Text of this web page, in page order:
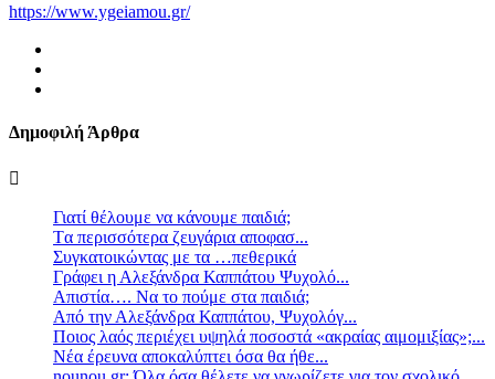
https://www.ygeiamou.gr/
Δημοφιλή Άρθρα
Γιατί θέλουμε να κάνουμε παιδιά;
Tα περισσότερα ζευγάρια αποφασ...
Συγκατοικώντας με τα …πεθερικά
Γράφει η Αλεξάνδρα Καππάτου Ψυχολό...
Απιστία…. Να το πούμε στα παιδιά;
Από την Αλεξάνδρα Καππάτου, Ψυχολόγ...
Ποιος λαός περιέχει υψηλά ποσοστά «ακραίας αιμομιξίας»;...
Νέα έρευνα αποκαλύπτει όσα θα ήθε...